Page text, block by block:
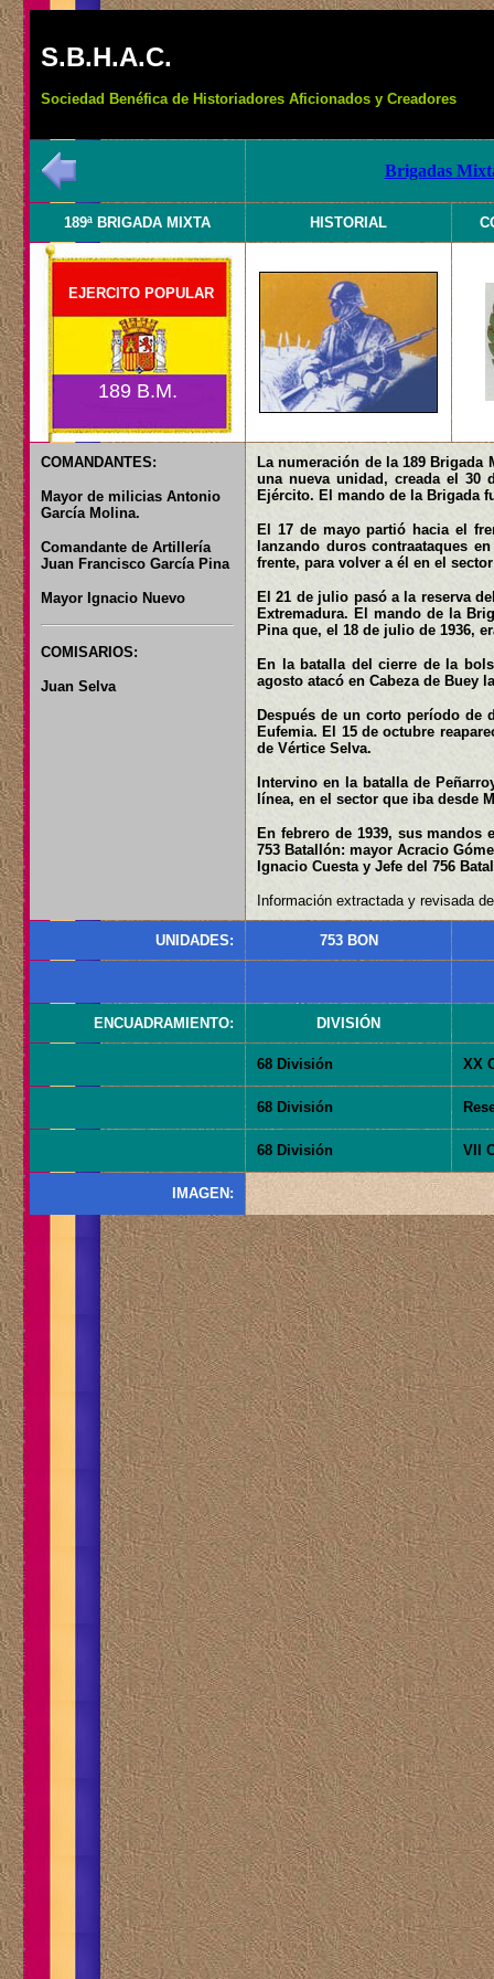
S.B.H.A.C.
Sociedad Benéfica de Historiadores Aficionados y Creadores
Brigadas
189ª BRIGADA MIXTA HISTORIAL
EJERCITO POPULAR
189 B.M.
COMANDANTES:
Mayor de milicias Antonio
García Molina.
Comandante de Artillería
Juan Francisco García Pina
Mayor Ignacio Nuevo
COMISARIOS:
Juan Selva
La numeración de la 189
una nueva unidad, creada el 30
Ejército. El mando de la Brigada
El 17 de mayo partió hacia el
lanzando duros contraataques
frente, para volver a él en el
El 21 de julio pasó a la reserva
Extremadura. El mando de la
Pina que, el 18 de julio de 1936,
En la batalla del cierre de la
agosto atacó en Cabeza de Buey
Después de un corto período de
Eufemia. El 15 de octubre
de Vértice Selva.
Intervino en la batalla de
línea, en el sector que iba desde
En febrero de 1939, sus mandos
753 Batallón: mayor Acracio
Ignacio Cuesta y Jefe del 756
Información extractada y revisada
UNIDADES: 753 BON
ENCUADRAMIENTO: DIVISIÓN
68 División XX
68 División
68 División VII
IMAGEN: